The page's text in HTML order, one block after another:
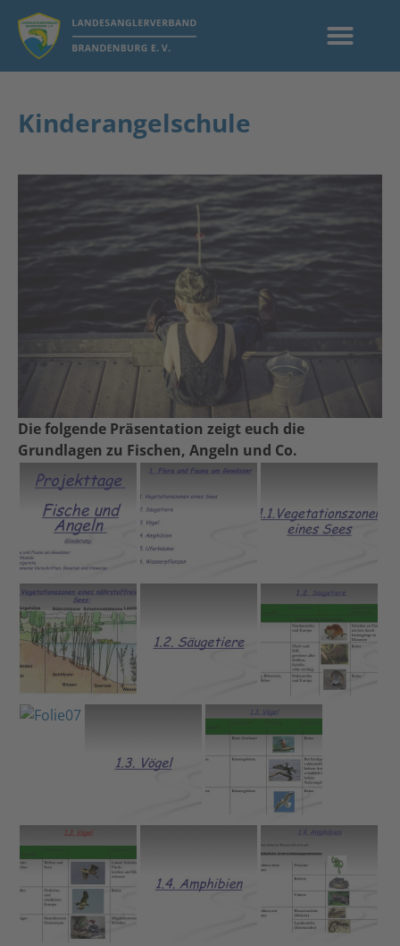
Kinderangelschule
Die folgende Präsentation zeigt euch die
Grundlagen zu Fischen, Angeln und Co.